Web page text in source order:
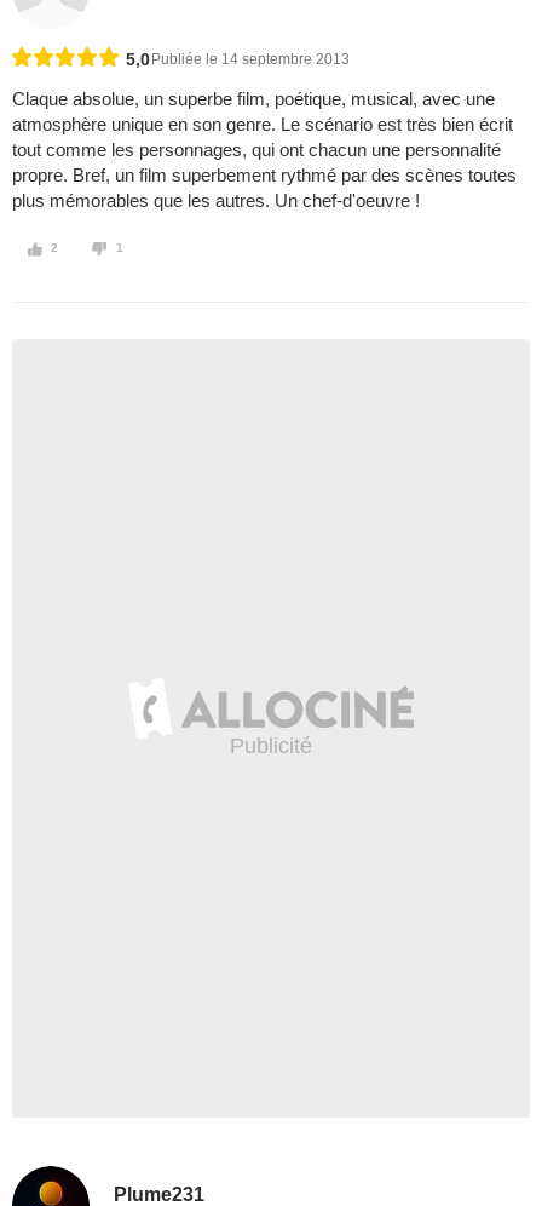
5,0 Publiée le 14 septembre 2013
Claque absolue, un superbe film, poétique, musical, avec une
atmosphère unique en son genre. Le scénario est très bien écrit
tout comme les personnages, qui ont chacun une personnalité
propre. Bref, un film superbement rythmé par des scènes toutes
plus mémorables que les autres. Un chef-d'oeuvre !
2 1
Plume231